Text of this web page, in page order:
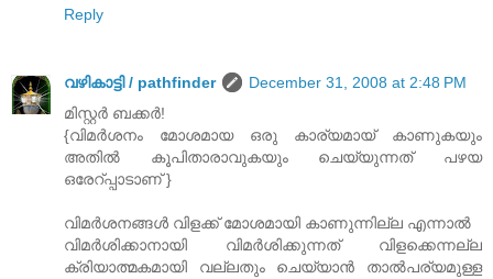
Reply
വഴികാട്ടി / pathfinder
December 31, 2008 at 2:48 PM
മിസ്റ്റർ ബക്കർ!
{വിമര്‍ശനം മോശമായ ഒരു കാര്യമായ്‌ കാണുകയും
അതില്‍ കൂപിതാരാവുകയും ചെയ്യുന്നത്‌ പഴയ
ഒരേറ്‌പ്പാടാണ്‌ }
വിമർശനങ്ങൾ വിളക്ക്‌ മോശമായി കാണുന്നില്ല എന്നാൽ
വിമർശിക്കാനായി വിമർശിക്കുന്നത്‌ വിളക്കെന്നല്ല
ക്രിയാത്മകമായി വല്ലതും ചെയ്യാൻ താൽപര്യമുള്ള